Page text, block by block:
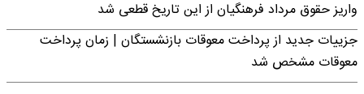
واریز حقوق مرداد فرهنگیان از این تاریخ قطعی شد
جزییات جدید از پرداخت معوقات بازنشستگان | زمان پرداخت
معوقات مشخص شد